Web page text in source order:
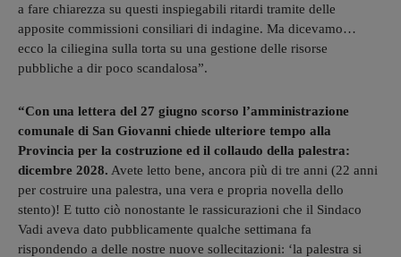
a fare chiarezza su questi inspiegabili ritardi tramite delle
apposite commissioni consiliari di indagine. Ma dicevamo…
ecco la ciliegina sulla torta su una gestione delle risorse
pubbliche a dir poco scandalosa”.
“Con una lettera del 27 giugno scorso l’amministrazione
comunale di San Giovanni chiede ulteriore tempo alla
Provincia per la costruzione ed il collaudo della palestra:
dicembre 2028. Avete letto bene, ancora più di tre anni (22 anni
per costruire una palestra, una vera e propria novella dello
stento)! E tutto ciò nonostante le rassicurazioni che il Sindaco
Vadi aveva dato pubblicamente qualche settimana fa
rispondendo a delle nostre nuove sollecitazioni: ‘la palestra si